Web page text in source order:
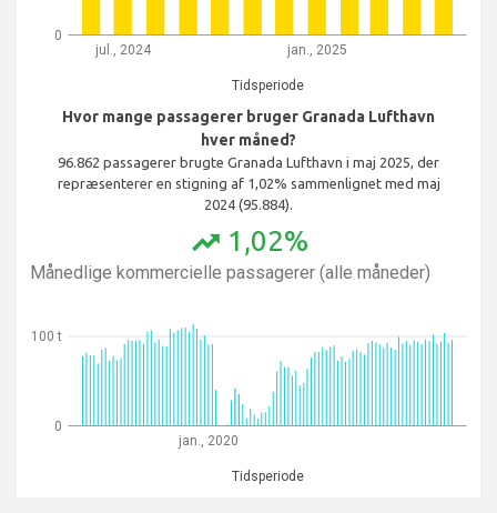
jul., 2024 jan., 2025
Tidsperiode
0
Hvor mange passagerer bruger Granada Lufthavn
hver måned?
96.862 passagerer brugte Granada Lufthavn i maj 2025, der
repræsenterer en stigning af 1,02% sammenlignet med maj
2024 (95.884).
trending_up 1,02%
Månedlige kommercielle passagerer (alle måneder)
jan., 2020
Tidsperiode
0
100 t